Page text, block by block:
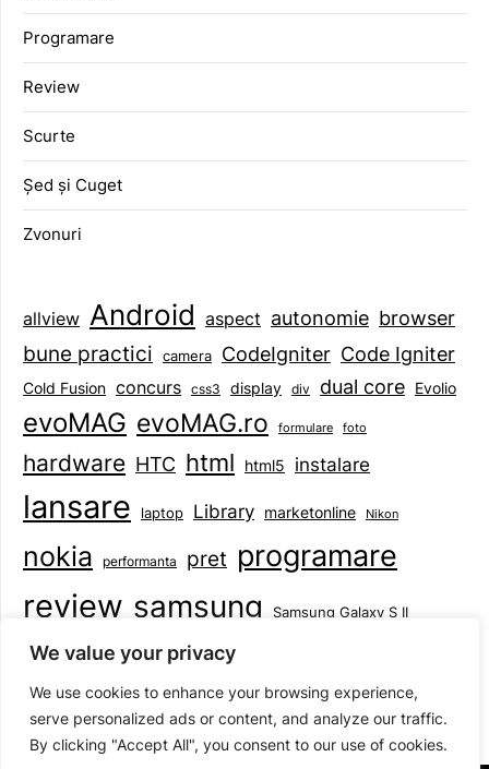
We value your privacy
We use cookies to enhance your browsing experience,
serve personalized ads or content, and analyze our traffic.
By clicking "Accept All", you consent to our use of cookies.
Programare
Review
Scurte
Șed și Cuget
Zvonuri
allview Android aspect autonomie browser
bune practici camera CodeIgniter Code Igniter
Cold Fusion concurs css3 display div dual core Evolio
evoMAG evoMAG.ro formulare foto
hardware HTC html html5 instalare
lansare laptop Library marketonline Nikon
nokia performanta pret programare
review samsung Samsung Galaxy S II
smartphone specificatii standarde